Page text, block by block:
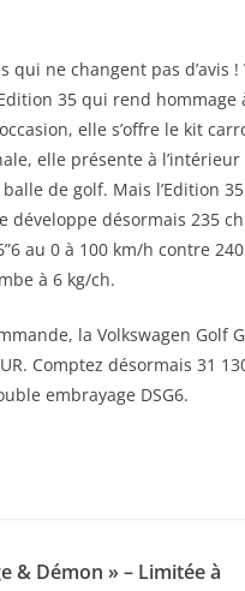
qui ne changent pas d’avis
Edition 35 qui rend
elle s’offre le kit
elle présente à
de golf. Mais l’Edition
désormais 235
au 0 à 100 km/h contre
à 6 kg/ch.
la Volkswagen Golf
Comptez désormais 31
embrayage DSG6.
& Démon » – Limitée à